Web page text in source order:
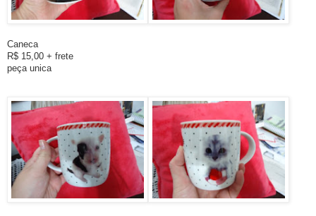
Caneca
R$ 15,00 + frete
peça unica